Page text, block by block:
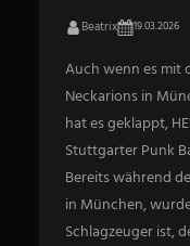
Beatrix 19.03.2026
Auch wenn es
Neckarions in
hat es geklappt,
Stuttgarter Punk
Bereits während
in München,
Schlagzeuger ist,